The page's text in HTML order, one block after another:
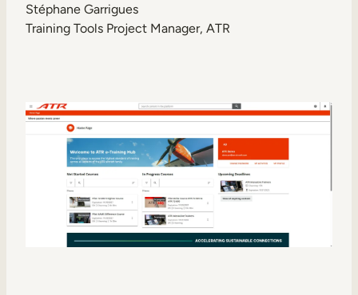
Stéphane Garrigues
Training Tools Project Manager, ATR